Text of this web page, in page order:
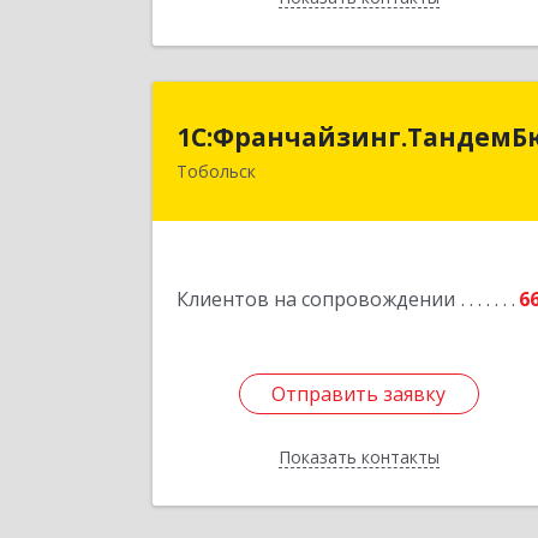
Тобольск
Клиентов на сопровождении
Отправить заявку
Показать контакты
1С:Франчайзинг.ТандемБюджет
Отправить заявку
Назад